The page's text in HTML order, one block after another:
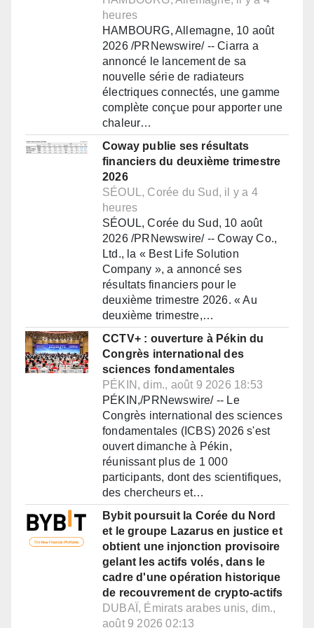
heures
HAMBOURG, Allemagne, 10 août
2026 /PRNewswire/ -- Ciarra a
annoncé le lancement de sa
nouvelle série de radiateurs
électriques connectés, une gamme
complète conçue pour apporter une
chaleur…
Coway publie ses résultats
financiers du deuxième trimestre
2026
SÉOUL, Corée du Sud, il y a 4
heures
SÉOUL, Corée du Sud, 10 août
2026 /PRNewswire/ -- Coway Co.,
Ltd., la « Best Life Solution
Company », a annoncé ses
résultats financiers pour le
deuxième trimestre 2026. « Au
deuxième trimestre,…
CCTV+ : ouverture à Pékin du
Congrès international des
sciences fondamentales
PÉKIN, dim., août 9 2026 18:53
PÉKIN,/PRNewswire/ -- Le
Congrès international des sciences
fondamentales (ICBS) 2026 s'est
ouvert dimanche à Pékin,
réunissant plus de 1 000
participants, dont des scientifiques,
des chercheurs et…
Bybit poursuit la Corée du Nord
et le groupe Lazarus en justice et
obtient une injonction provisoire
gelant les actifs volés, dans le
cadre d'une opération historique
de recouvrement de crypto-actifs
DUBAÏ, Émirats arabes unis, dim.,
août 9 2026 02:13